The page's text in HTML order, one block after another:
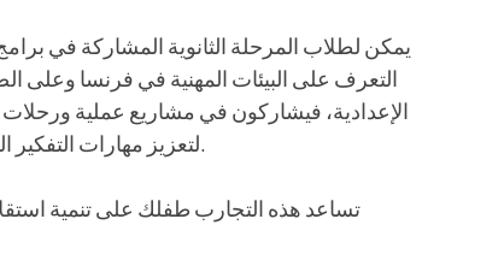
يمكن لطلاب المرحلة الثانوية المشاركة في
التعرف على البيئات المهنية في فرنسا وعلى
الإعدادية، فيشاركون في مشاريع عملية
لتعزيز مهارات التفكير النقدي والتعاون وحل المشكلات.
تساعد هذه التجارب طفلك على تنمية